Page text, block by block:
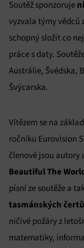
Soutěž sponzoruje
vyzvala týmy vědců
schopný složit co
práce s daty.
Austrálie, Švédska,
Švýcarska.
Vítězem se na
ročníku Eurovision
členové jsou autory
Beautiful The
písní ze soutěže a
tasmánských čertů
ničivé požáry z
matematiky,